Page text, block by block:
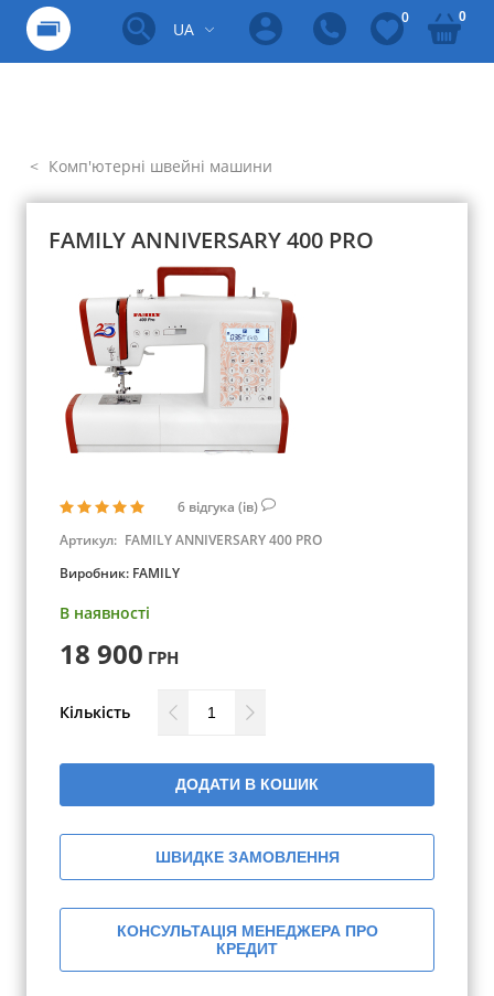
UA
0 0
Комп'ютерні швейні машини
FAMILY ANNIVERSARY 400 PRO
6 відгука (ів)
Артикул: FAMILY ANNIVERSARY 400 PRO
Виробник: FAMILY
В наявності
18 900 ГРН
Кількість
ДОДАТИ В КОШИК
ШВИДКЕ ЗАМОВЛЕННЯ
КОНСУЛЬТАЦІЯ МЕНЕДЖЕРА ПРО
КРЕДИТ